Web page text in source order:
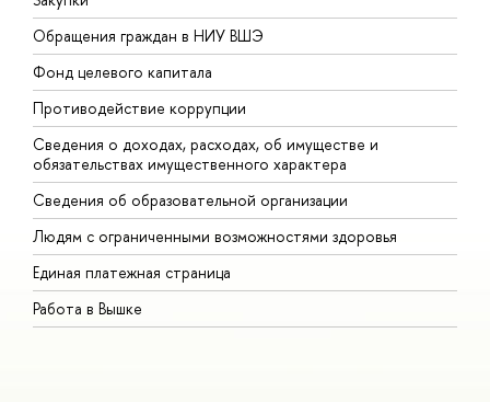
Обращения граждан в НИУ ВШЭ
Фонд целевого капитала
Противодействие коррупции
Сведения о доходах, расходах, об имуществе и
обязательствах имущественного характера
Сведения об образовательной организации
Людям с ограниченными возможностями здоровья
Единая платежная страница
Работа в Вышке